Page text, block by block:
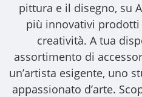
pittura e il disegno, su
più innovativi
creatività. A tua
assortimento di
un’artista esigente, uno
appassionato d’arte.